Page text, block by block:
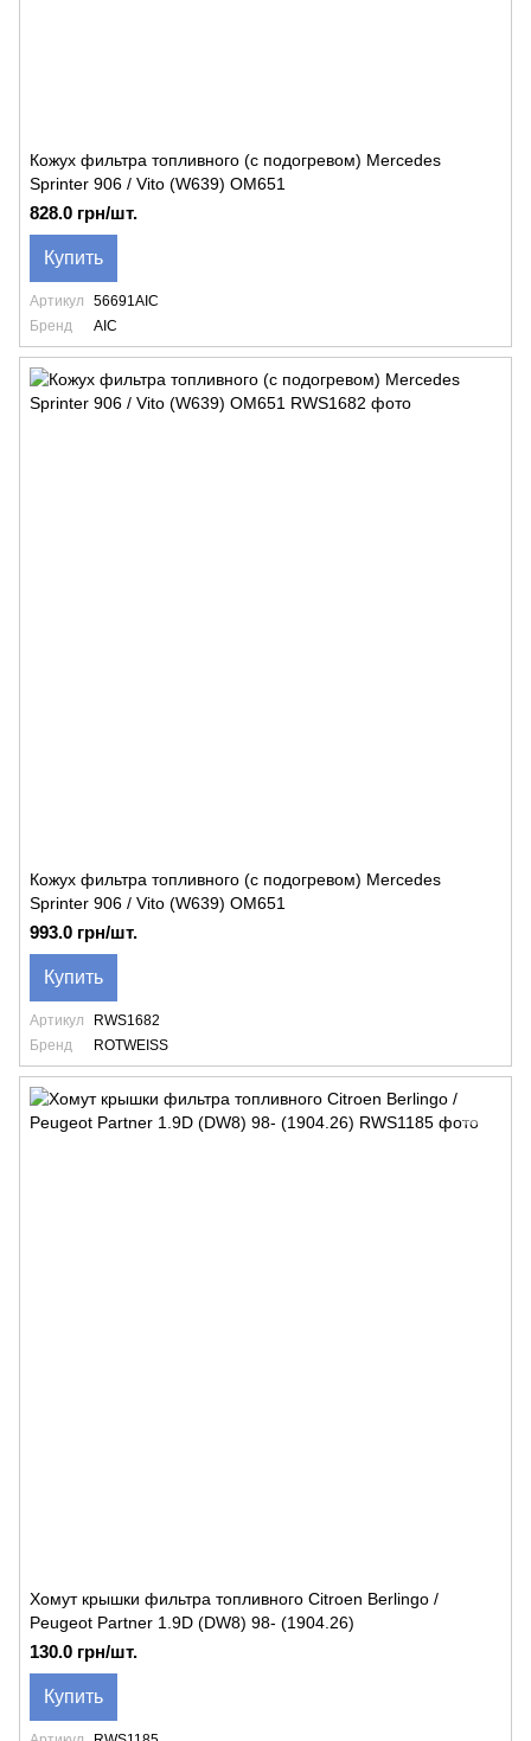
Кожух фильтра топливного (с подогревом) Mercedes
Sprinter 906 / Vito (W639) OM651
828.0 грн/шт.
Купить
Артикул
56691AIC
Бренд
AIC
Кожух фильтра топливного (с подогревом) Mercedes
Sprinter 906 / Vito (W639) OM651
993.0 грн/шт.
Купить
Артикул
RWS1682
Бренд
ROTWEISS
Хомут крышки фильтра топливного Citroen Berlingo /
Peugeot Partner 1.9D (DW8) 98- (1904.26)
130.0 грн/шт.
Купить